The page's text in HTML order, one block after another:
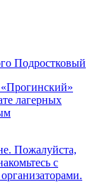
Подростковый
лагерных
Пожалуйста,
с